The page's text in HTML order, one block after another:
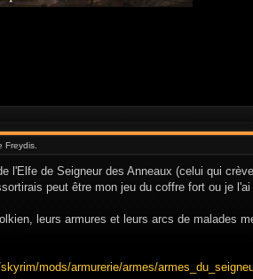
Freydis.
l'Elfe de Seigneur des Anneaux (celui qui
peut être mon jeu du coffre fort ou je
leurs armures et leurs arcs de malades
mods/armurerie/armes/